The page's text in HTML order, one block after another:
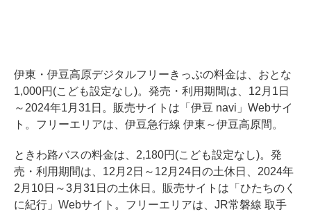
伊東・伊豆高原デジタルフリーきっぷの料金は、おとな
1,000円(こども設定なし)。発売・利用期間は、12月1日
～2024年1月31日。販売サイトは「伊豆 navi」Webサイ
ト。フリーエリアは、伊豆急行線 伊東～伊豆高原間。
ときわ路バスの料金は、2,180円(こども設定なし)。発
売・利用期間は、12月2日～12月24日の土休日、2024年
2月10日～3月31日の土休日。販売サイトは「ひたちのく
に紀行」Webサイト。フリーエリアは、JR常磐線 取手